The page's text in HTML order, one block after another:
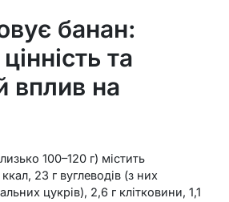
банан:
та
вплив на
100–120 г) містить
23 г вуглеводів (з них
цукрів), 2,6 г клітковини, 1,1